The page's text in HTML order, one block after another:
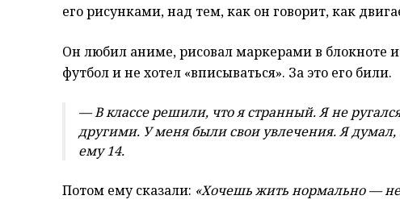
его рисунками, над тем, как он говорит, как
Он любил аниме, рисовал маркерами в блокноте
футбол и не хотел «вписываться». За это его били.
— В классе решили, что я странный. Я не
другими. У меня были свои увлечения. Я
ему 14.
Потом ему сказали: «Хочешь жить нормально —